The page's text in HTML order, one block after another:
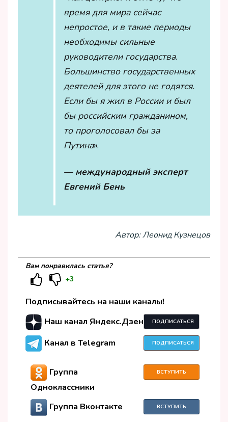
время для мира сейчас
непростое, и в такие периоды
необходимы сильные
руководители государства.
Большинство государственных
деятелей для этого не годятся.
Если бы я жил в России и был
бы российским гражданином,
то проголосовал бы за
Путина».
— международный эксперт
Евгений Бень
Автор: Леонид Кузнецов
Вам понравилась статья?
+3
Подписывайтесь на наши каналы!
Наш канал Яндекс.Дзен
ПОДПИСАТЬСЯ
Канал в Telegram ПОДПИСАТЬСЯ
Группа
Одноклассники
ВСТУПИТЬ
Группа Вконтакте ВСТУПИТЬ